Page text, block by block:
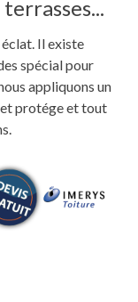
Il existe
spécial pour
appliquons un
protége et tout